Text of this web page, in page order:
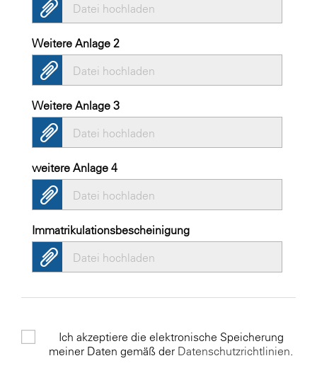
Datei hochladen
Weitere Anlage 2
Datei hochladen
Weitere Anlage 3
Datei hochladen
weitere Anlage 4
Datei hochladen
Immatrikulationsbescheinigung
Datei hochladen
Ich akzeptiere die elektronische Speicherung
meiner Daten gemäß der Datenschutzrichtlinien.